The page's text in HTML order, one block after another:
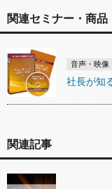
関連セミナー・商品
音声・映像
社長が知
関連記事